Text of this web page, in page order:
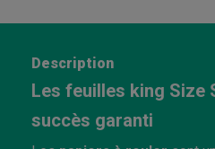
Description
Les feuilles king Size
succès garanti